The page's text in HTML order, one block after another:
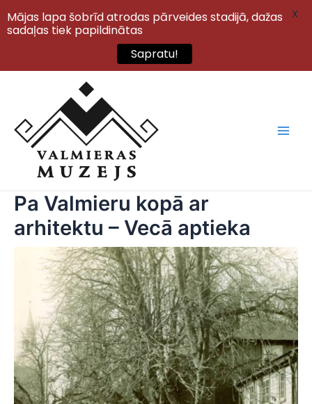
Pa Valmieru kopā ar
arhitektu – Vecā aptieka
Mājas lapa šobrīd atrodas pārveides stadijā, dažas
sadaļas tiek papildinātas
Sapratu!
X